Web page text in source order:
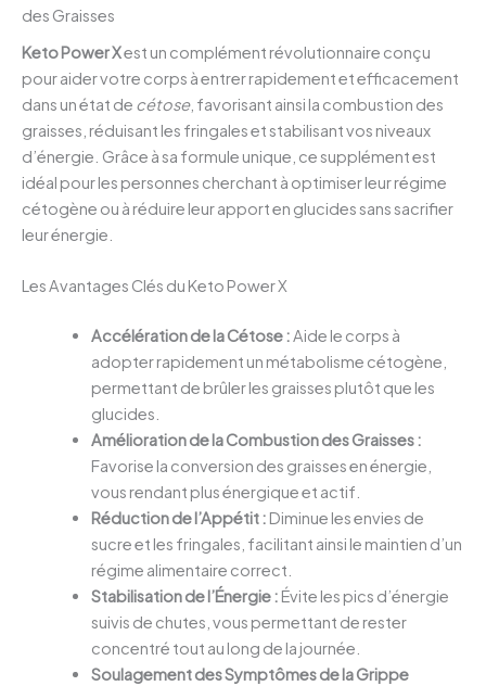
des Graisses
Keto Power Xest un complément révolutionnaire conçu
pour aider votre corps à entrer rapidement et efficacement
dans un état de cétose, favorisant ainsi la combustion des
graisses, réduisant les fringales et stabilisant vos niveaux
d’énergie. Grâce à sa formule unique, ce supplément est
idéal pour les personnes cherchant à optimiser leur régime
cétogène ou à réduire leur apport en glucides sans sacrifier
leur énergie.
Les Avantages Clés du Keto Power X
Accélération de la Cétose :Aide le corps à
adopter rapidement un métabolisme cétogène,
permettant de brûler les graisses plutôt que les
glucides.
Amélioration de la Combustion des Graisses :
Favorise la conversion des graisses en énergie,
vous rendant plus énergique et actif.
Réduction de l’Appétit : Diminue les envies de
sucre et les fringales, facilitant ainsi le maintien d’un
régime alimentaire correct.
Stabilisation de l’Énergie : Évite les pics d’énergie
suivis de chutes, vous permettant de rester
concentré tout au long de la journée.
Soulagement des Symptômes de la Grippe